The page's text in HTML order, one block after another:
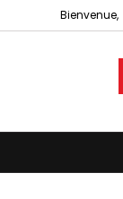
Bienvenue,